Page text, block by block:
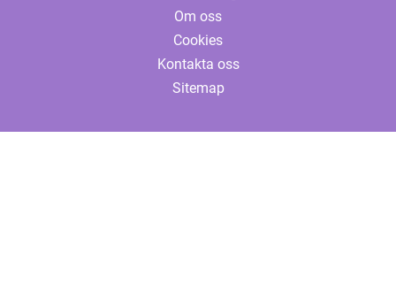
Om oss
Cookies
Kontakta oss
Sitemap